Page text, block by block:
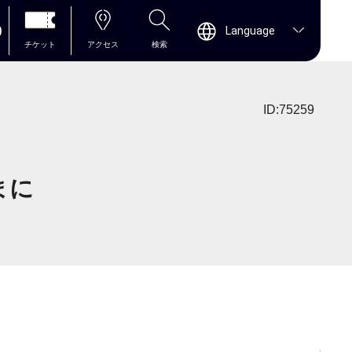
チケット アクセス 検索
Language
ID:75259
に